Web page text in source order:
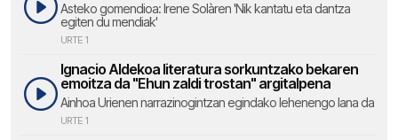
Asteko gomendioa: Irene Solàren 'Nik kantatu eta dantza
egiten du mendiak'
URTE 1
Ignacio Aldekoa literatura sorkuntzako bekaren
emoitza da "Ehun zaldi trostan" argitalpena
Ainhoa Urienen narrazinogintzan egindako lehenengo lana da
URTE 1